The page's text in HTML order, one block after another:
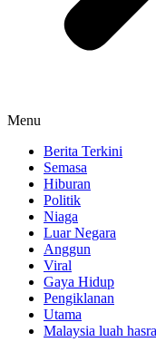
Menu
Berita Terkini
Semasa
Hiburan
Politik
Niaga
Luar Negara
Anggun
Viral
Gaya Hidup
Pengiklanan
Utama
Malaysia luah